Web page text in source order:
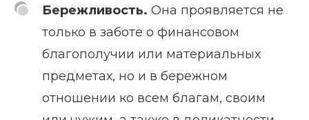
Бережливость. Она проявляется не
только в заботе о финансовом
благополучии или материальных
предметах, но и в бережном
отношении ко всем благам, своим